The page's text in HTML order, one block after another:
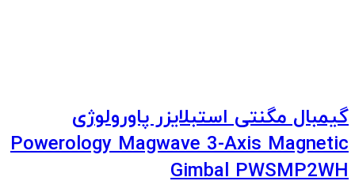
گیمبال مگنتی استبلایزر پاورولوژی
Powerology Magwave 3-Axis Magnetic
Gimbal PWSMP2WH